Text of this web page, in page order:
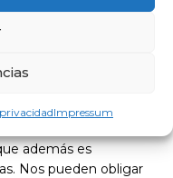
Impressum
además es
Nos pueden obligar